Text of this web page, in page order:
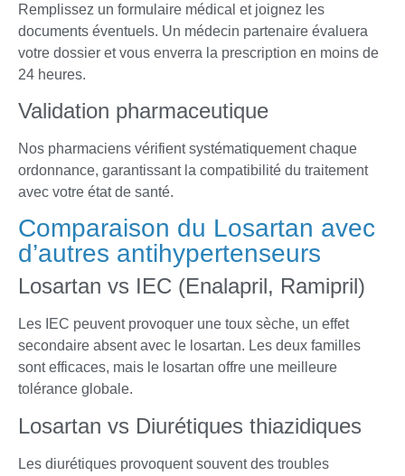
Remplissez un formulaire médical et joignez les
documents éventuels. Un médecin partenaire évaluera
votre dossier et vous enverra la prescription en moins de
24 heures.
Validation pharmaceutique
Nos pharmaciens vérifient systématiquement chaque
ordonnance, garantissant la compatibilité du traitement
avec votre état de santé.
Comparaison du Losartan avec
d’autres antihypertenseurs
Losartan vs IEC (Enalapril, Ramipril)
Les IEC peuvent provoquer une toux sèche, un effet
secondaire absent avec le losartan. Les deux familles
sont efficaces, mais le losartan offre une meilleure
tolérance globale.
Losartan vs Diurétiques thiazidiques
Les diurétiques provoquent souvent des troubles